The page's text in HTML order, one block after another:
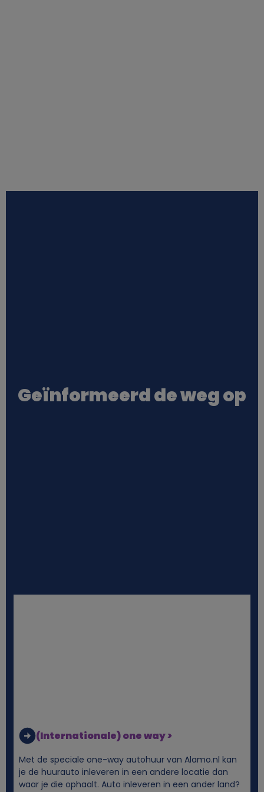
Geïnformeerd de weg op
(Internationale) one way >
Met de speciale one-way autohuur van Alamo.nl kan
je de huurauto inleveren in een andere locatie dan
waar je die ophaalt. Auto inleveren in een ander land?